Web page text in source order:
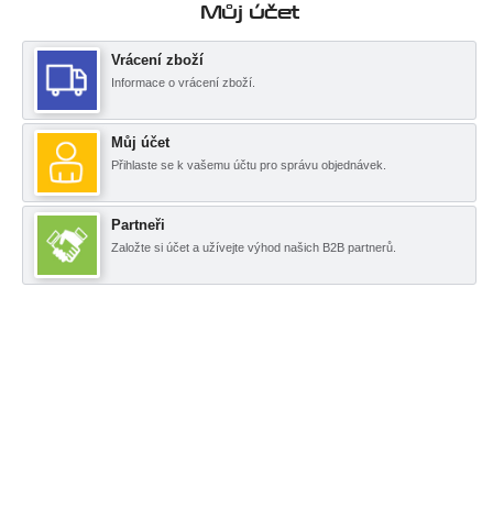
Můj účet
Vrácení zboží
Informace o vrácení zboží.
Můj účet
Přihlaste se k vašemu účtu pro správu objednávek.
Partneři
Založte si účet a užívejte výhod našich B2B partnerů.